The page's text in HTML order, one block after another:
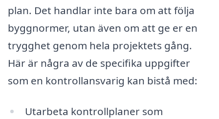
plan. Det handlar inte bara om att följa
byggnormer, utan även om att ge er en
trygghet genom hela projektets gång.
Här är några av de specifika uppgifter
som en kontrollansvarig kan bistå med:
Utarbeta kontrollplaner som